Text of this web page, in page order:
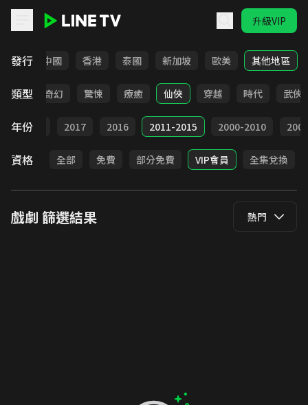
升級VIP
發行
韓國 中國 香港 泰國 新加坡 歐美 其他地區
類型
BL 奇幻 驚悚 療癒 仙俠 穿越 時代 武俠
年份
2018 2017 2016 2011-2015 2000-2010
資格 全部 免費 部分免費 VIP會員 全集兌換
戲劇 篩選結果 熱門